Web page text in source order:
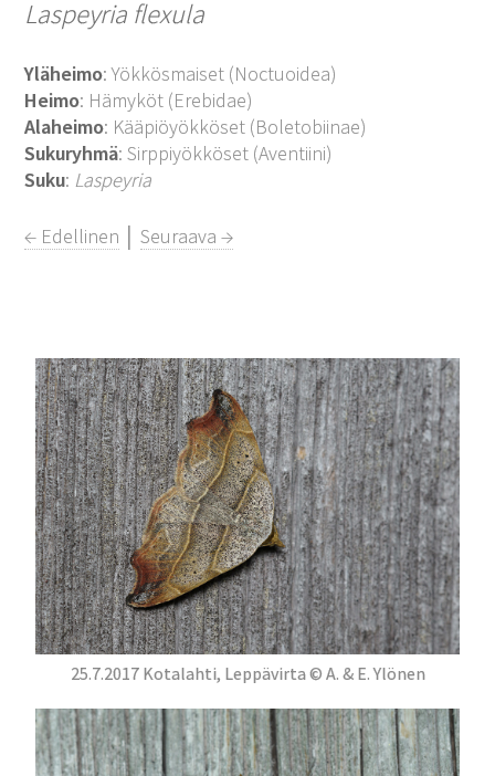
Laspeyria flexula
Yläheimo: Yökkösmaiset (Noctuoidea)
Heimo: Hämyköt (Erebidae)
Alaheimo: Kääpiöyökköset (Boletobiinae)
Sukuryhmä: Sirppiyökköset (Aventiini)
Suku: Laspeyria
← Edellinen │Seuraava →
25.7.2017 Kotalahti, Leppävirta © A. & E. Ylönen